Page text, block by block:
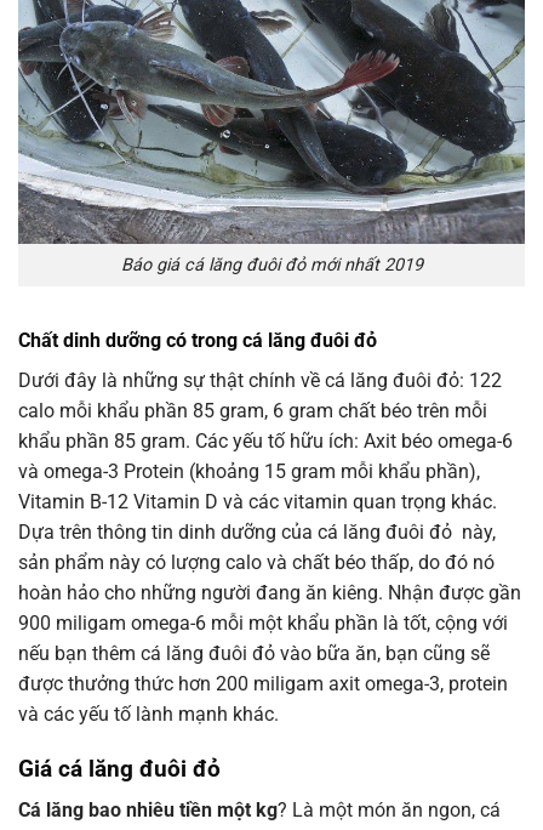
Báo giá cá lăng đuôi đỏ mới nhất 2019
Chất dinh dưỡng có trong cá lăng đuôi đỏ
Dưới đây là những sự thật chính về cá lăng đuôi đỏ: 122
calo mỗi khẩu phần 85 gram, 6 gram chất béo trên mỗi
khẩu phần 85 gram. Các yếu tố hữu ích: Axit béo omega-6
và omega-3 Protein (khoảng 15 gram mỗi khẩu phần),
Vitamin B-12 Vitamin D và các vitamin quan trọng khác.
Dựa trên thông tin dinh dưỡng của cá lăng đuôi đỏ này,
sản phẩm này có lượng calo và chất béo thấp, do đó nó
hoàn hảo cho những người đang ăn kiêng. Nhận được gần
900 miligam omega-6 mỗi một khẩu phần là tốt, cộng với
nếu bạn thêm cá lăng đuôi đỏ vào bữa ăn, bạn cũng sẽ
được thưởng thức hơn 200 miligam axit omega-3, protein
và các yếu tố lành mạnh khác.
Giá cá lăng đuôi đỏ
Cá lăng bao nhiêu tiền một kg? Là một món ăn ngon, cá